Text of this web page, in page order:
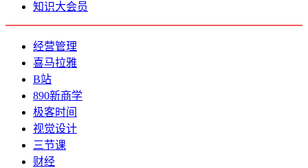
知识大会员
经营管理
喜马拉雅
B站
890新商学
极客时间
视觉设计
三节课
财经